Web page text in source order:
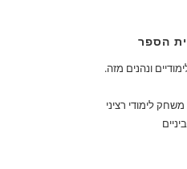
הספר
ונהנים מזה.